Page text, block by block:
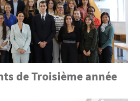
de Troisième année